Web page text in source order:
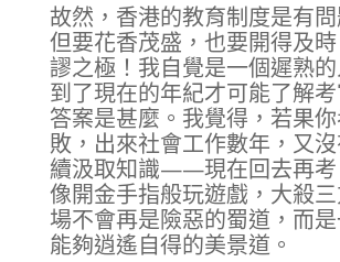
故然，香港的教育制度是有
但要花香茂盛，也要開得及
謬之極！我自覺是一個遲熟
到了現在的年紀才可能了解
答案是甚麼。我覺得，若果
敗，出來社會工作數年，又
續汲取知識——現在回去再考
像開金手指般玩遊戲，大殺
場不會再是險惡的蜀道，而
能夠逍遙自得的美景道。